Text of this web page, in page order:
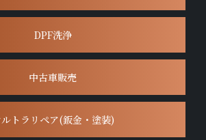
DPF洗浄
中古車販売
ルトラリペア(鈑金・塗装)